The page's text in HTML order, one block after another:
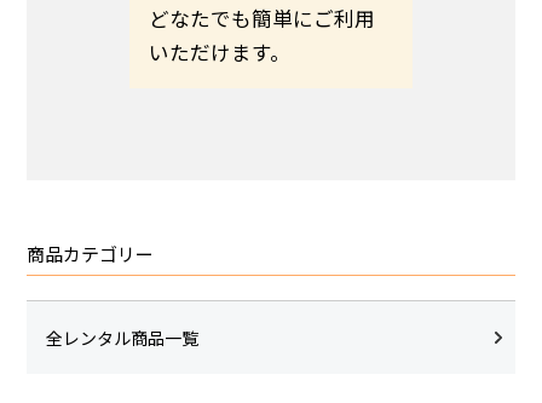
どなたでも簡単にご利用
いただけます。
商品カテゴリー
全レンタル商品一覧